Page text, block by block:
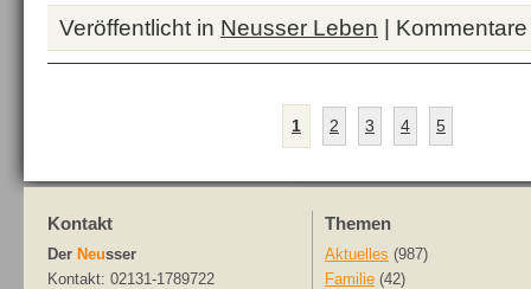
Veröffentlicht in Neusser Leben |
1 2 3 4 5
Kontakt
Der Neusser
Kontakt: 02131-1789722
Themen
Aktuelles (987)
Familie (42)